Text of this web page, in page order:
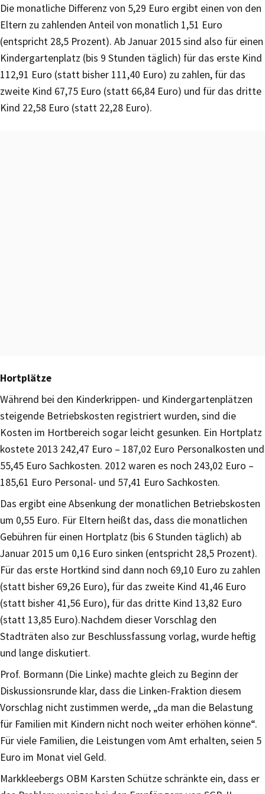
Die monatliche Differenz von 5,29 Euro ergibt einen von den
Eltern zu zahlenden Anteil von monatlich 1,51 Euro
(entspricht 28,5 Prozent). Ab Januar 2015 sind also für einen
Kindergartenplatz (bis 9 Stunden täglich) für das erste Kind
112,91 Euro (statt bisher 111,40 Euro) zu zahlen, für das
zweite Kind 67,75 Euro (statt 66,84 Euro) und für das dritte
Kind 22,58 Euro (statt 22,28 Euro).
Hortplätze
Während bei den Kinderkrippen- und Kindergartenplätzen
steigende Betriebskosten registriert wurden, sind die
Kosten im Hortbereich sogar leicht gesunken. Ein Hortplatz
kostete 2013 242,47 Euro – 187,02 Euro Personalkosten und
55,45 Euro Sachkosten. 2012 waren es noch 243,02 Euro –
185,61 Euro Personal- und 57,41 Euro Sachkosten.
Das ergibt eine Absenkung der monatlichen Betriebskosten
um 0,55 Euro. Für Eltern heißt das, dass die monatlichen
Gebühren für einen Hortplatz (bis 6 Stunden täglich) ab
Januar 2015 um 0,16 Euro sinken (entspricht 28,5 Prozent).
Für das erste Hortkind sind dann noch 69,10 Euro zu zahlen
(statt bisher 69,26 Euro), für das zweite Kind 41,46 Euro
(statt bisher 41,56 Euro), für das dritte Kind 13,82 Euro
(statt 13,85 Euro).Nachdem dieser Vorschlag den
Stadträten also zur Beschlussfassung vorlag, wurde heftig
und lange diskutiert.
Prof. Bormann (Die Linke) machte gleich zu Beginn der
Diskussionsrunde klar, dass die Linken-Fraktion diesem
Vorschlag nicht zustimmen werde, „da man die Belastung
für Familien mit Kindern nicht noch weiter erhöhen könne“.
Für viele Familien, die Leistungen vom Amt erhalten, seien 5
Euro im Monat viel Geld.
Markkleebergs OBM Karsten Schütze schränkte ein, dass er